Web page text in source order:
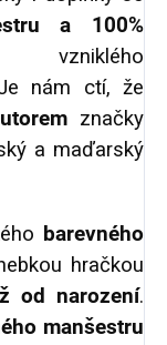
a 100%
vzniklého
nám ctí, že
značky
a maďarský
barevného
hračkou
od narození.
manšestru